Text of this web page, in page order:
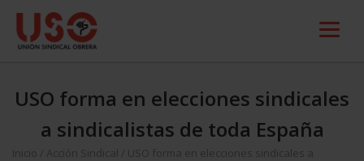
USO forma en elecciones sindicales
a sindicalistas de toda España
Inicio Acción Sindical
USO forma en elecciones sindicales a